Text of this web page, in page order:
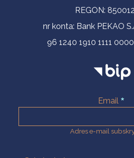
REGON:
nr konta: Bank PEKAO
96 1240 1910 1111
Email
Adres e-mail